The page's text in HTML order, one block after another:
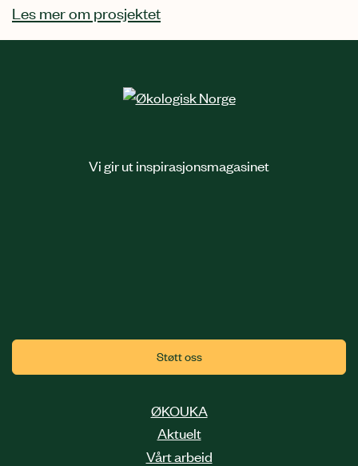
Les mer om prosjektet
Vi gir ut inspirasjonsmagasinet
Støtt oss
ØKOUKA
Aktuelt
Vårt arbeid